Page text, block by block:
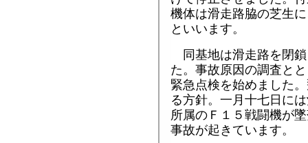
機体は滑走路脇の芝生
といいます。
同基地は滑走路を閉
た。事故原因の調査と
緊急点検を始めました
る方針。一月十七日に
所属のＦ１５戦闘機が
事故が起きています。